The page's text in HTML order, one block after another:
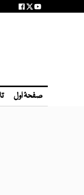
صفحۂ اول